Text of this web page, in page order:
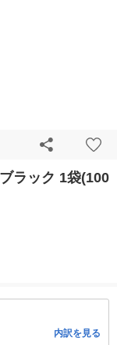
ラック 1袋(100
内訳を見る